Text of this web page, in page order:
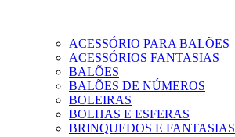
ACESSÓRIO PARA BALÕES
ACESSÓRIOS FANTASIAS
BALÕES
BALÕES DE NÚMEROS
BOLEIRAS
BOLHAS E ESFERAS
BRINQUEDOS E FANTASIAS